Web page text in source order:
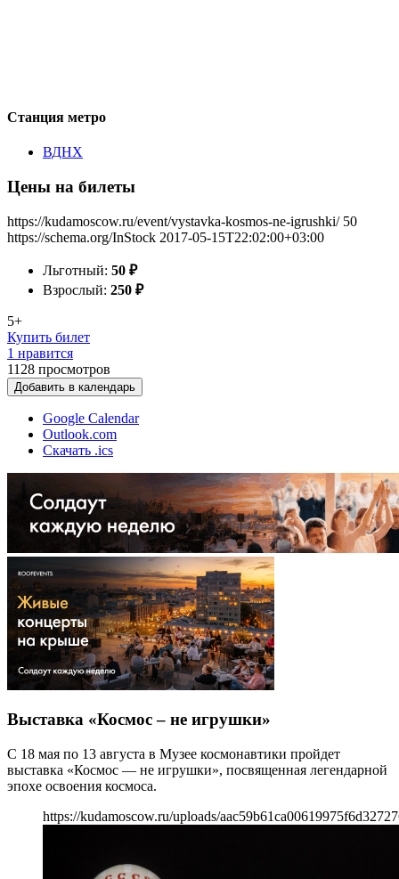
Станция метро
ВДНХ
Цены на билеты
https://kudamoscow.ru/event/vystavka-kosmos-ne-igrushki/ 50
https://schema.org/InStock 2017-05-15T22:02:00+03:00
Льготный: 50 ₽
Взрослый: 250 ₽
5+
Купить билет
1 нравится
1128 просмотров
Добавить в календарь
Google Calendar
Outlook.com
Скачать .ics
Выставка «Космос – не игрушки»
С 18 мая по 13 августа в Музее космонавтики пройдет
выставка «Космос — не игрушки», посвященная легендарной
эпохе освоения космоса.
https://kudamoscow.ru/uploads/